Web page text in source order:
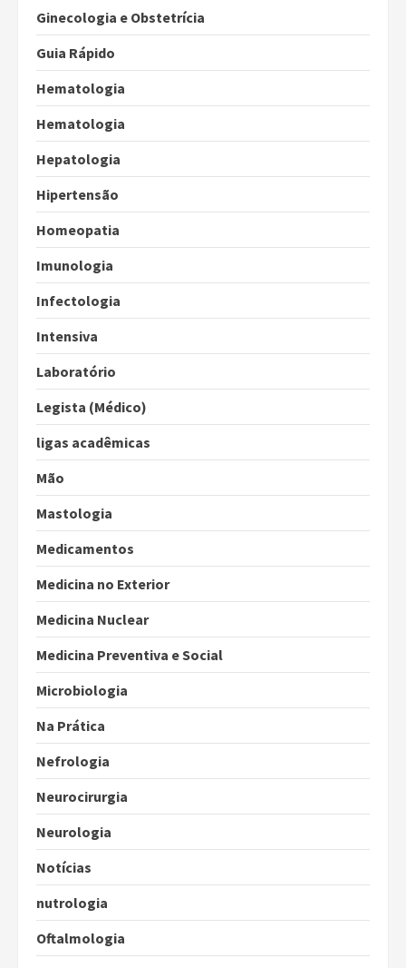
Ginecologia e Obstetrícia
Guia Rápido
Hematologia
Hematologia
Hepatologia
Hipertensão
Homeopatia
Imunologia
Infectologia
Intensiva
Laboratório
Legista (Médico)
ligas acadêmicas
Mão
Mastologia
Medicamentos
Medicina no Exterior
Medicina Nuclear
Medicina Preventiva e Social
Microbiologia
Na Prática
Nefrologia
Neurocirurgia
Neurologia
Notícias
nutrologia
Oftalmologia